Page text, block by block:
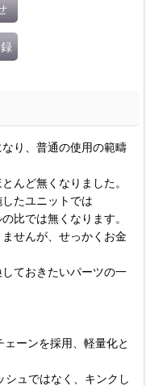
り、普通の使用の範疇
んど無くなりました。
たユニットでは
比では無くなります。
せんが、せっかくお金
ておきたいパーツの一
ーンを採用、軽量化と
シュではなく、キンクし